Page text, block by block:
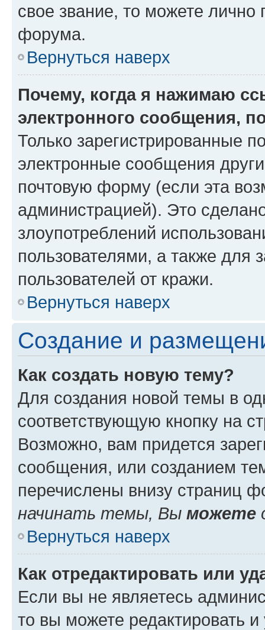
свое звание, то можете лично
форума.
Вернуться наверх
Почему, когда я нажимаю
электронного сообщения,
Только зарегистрированные
электронные сообщения
почтовую форму (если эта
администрацией). Это
злоупотреблений
пользователями, а также для
пользователей от кражи.
Вернуться наверх
Создание и
Как создать новую тему?
Для создания новой темы в
соответствующую кнопку на
Возможно, вам придется
сообщения, или созданием
перечислены внизу страниц
начинать темы, Вы можете
Вернуться наверх
Как отредактировать или
Если вы не являетесь
то вы можете редактировать